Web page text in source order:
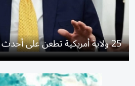
25 ولاية أمريكية تطعن على أحدث رسوم جمركية لترامب